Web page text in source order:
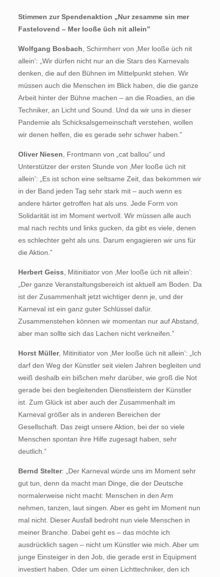
Stimmen zur Spendenaktion „Nur zesamme sin mer
Fastelovend – Mer looße üch nit allein”
Wolfgang Bosbach , Schirmherr von ‚Mer looße üch nit
allein’: „Wir dürfen nicht nur an die Stars des Karnevals
denken, die auf den Bühnen im Mittelpunkt stehen. Wir
müssen auch die Menschen im Blick haben, die die ganze
Arbeit hinter der Bühne machen – an die Roadies, an die
Techniker, an Licht und Sound. Und da wir uns in dieser
Pandemie als Schicksalsgemeinschaft verstehen, wollen
wir denen helfen, die es gerade sehr schwer haben.”
Oliver Niesen , Frontmann von „cat ballou“ und
Unterstützer der ersten Stunde von ‚Mer looße üch nit
allein’: „Es ist schon eine seltsame Zeit, das bekommen wir
in der Band jeden Tag sehr stark mit – auch wenn es
andere härter getroffen hat als uns. Jede Form von
Solidarität ist im Moment wertvoll. Wir müssen alle auch
mal nach rechts und links gucken, da gibt es viele, denen
es schlechter geht als uns. Darum engagieren wir uns für
die Aktion.”
Herbert Geiss , Mitinitiator von ‚Mer looße üch nit allein’:
„Der ganze Veranstaltungsbereich ist aktuell am Boden. Da
ist der Zusammenhalt jetzt wichtiger denn je, und der
Karneval ist ein ganz guter Schlüssel dafür.
Zusammenstehen können wir momentan nur auf Abstand,
aber man sollte sich das Lachen nicht verkneifen.”
Horst Müller, Mitinitiator von ‚Mer looße üch nit allein’: „Ich
darf den Weg der Künstler seit vielen Jahren begleiten und
weiß deshalb ein bißchen mehr darüber, wie groß die Not
gerade bei den begleitenden Dienstleistern der Künstler
ist. Zum Glück ist aber auch der Zusammenhalt im
Karneval größer als in anderen Bereichen der
Gesellschaft. Das zeigt unsere Aktion, bei der so viele
Menschen spontan ihre Hilfe zugesagt haben, sehr
deutlich.”
Bernd Stelter: „Der Karneval würde uns im Moment sehr
gut tun, denn da macht man Dinge, die der Deutsche
normalerweise nicht macht: Menschen in den Arm
nehmen, tanzen, laut singen. Aber es geht im Moment nun
mal nicht. Dieser Ausfall bedroht nun viele Menschen in
meiner Branche. Dabei geht es – das möchte ich
ausdrücklich sagen – nicht um Künstler wie mich. Aber um
junge Einsteiger in den Job, die gerade erst in Equipment
investiert haben. Oder um einen Lichttechniker, den ich